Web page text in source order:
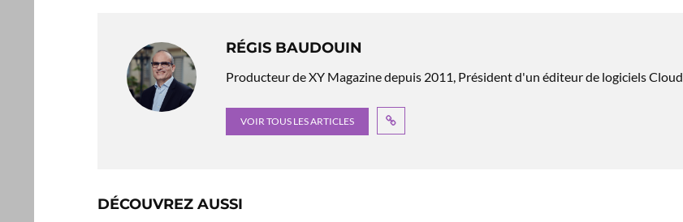
RÉGIS BAUDOUIN
Producteur de XY Magazine depuis 2011, Président d'un éditeur de logiciels Cloud
VOIR TOUS LES ARTICLES
DÉCOUVREZ AUSSI